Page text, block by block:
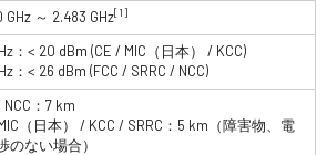
GHz ～ 2.483 GHz[1]
：< 20 dBm (CE / MIC（日本） / KCC)
：< 26 dBm (FCC / SRRC / NCC)
NCC：7 km
（日本） / KCC / SRRC：5 km（障害物、電
のない場合）